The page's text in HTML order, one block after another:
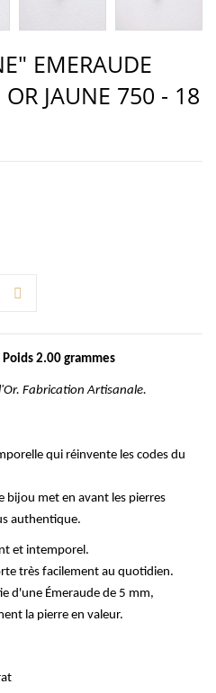
EMERAUDE
JAUNE 750 - 18
2.00 grammes
Fabrication Artisanale.
qui réinvente les codes du
bijou met en avant les pierres
authentique.
et intemporel.
très facilement au quotidien.
d'une Émeraude de 5 mm,
la pierre en valeur.